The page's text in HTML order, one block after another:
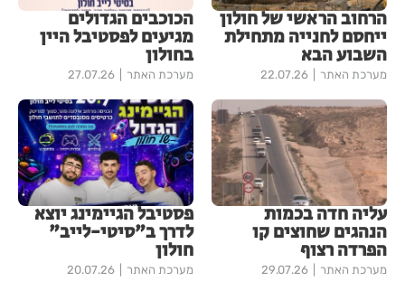
הרחוב הראשי של חולון
ייחסם לחנייה מתחילת
השבוע הבא
מערכת האתר 22.07.26
הכוכבים הגדולים
מגיעים לפסטיבל היין
בחולון
מערכת האתר 27.07.26
עליה חדה בכמות
הנהגים שחוצים קו
הפרדה רצוף
מערכת האתר 29.07.26
פסטיבל הגיימינג יוצא
לדרך ב"סיטי-לייב"
חולון
מערכת האתר 20.07.26